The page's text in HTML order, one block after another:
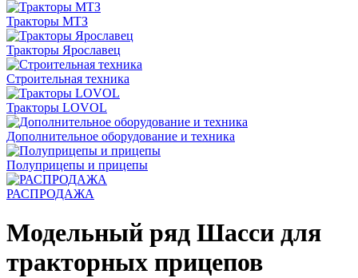
Тракторы МТЗ
Тракторы Ярославец
Строительная техника
Тракторы LOVOL
Дополнительное оборудование и техника
Полуприцепы и прицепы
РАСПРОДАЖА
Модельный ряд Шасси для
тракторных прицепов